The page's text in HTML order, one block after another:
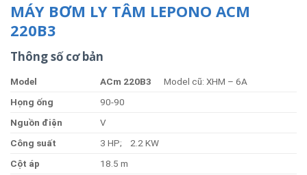
MÁY BƠM LY TÂM LEPONO ACM
220B3
Thông số cơ bản
Model ACm 220B3 Model cũ: XHM – 6A
Họng ống
90-90
Nguồn điện
V
Công suất
3 HP; 2.2 KW
Cột áp
18.5 m